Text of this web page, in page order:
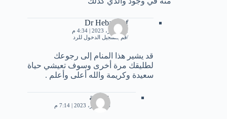
Dr Heba Atef
12 فبراير، 2023 | 4:34 م
قم بتسجيل الدخول للرد
قد يشير هذا المنام إلى رجوعك
لطليقك مرة أخرى وسوف تعيشي حياة
سعيدة وكريمة والله أعلى وأعلم .
عائشة
16 فبراير، 2023 | 7:14 م